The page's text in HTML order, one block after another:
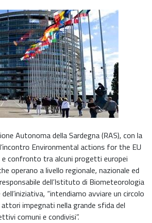
Autonoma della Sardegna (RAS), con la
Environmental actions for the EU
confronto tra alcuni progetti europei
operano a livello regionale, nazionale ed
dell’Istituto di Biometeorologia
“intendiamo avviare un circolo
impegnati nella grande sfida del
comuni e condivisi”.